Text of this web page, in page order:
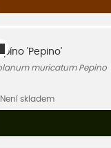
'Pepino'
muricatum Pepino
Není skladem